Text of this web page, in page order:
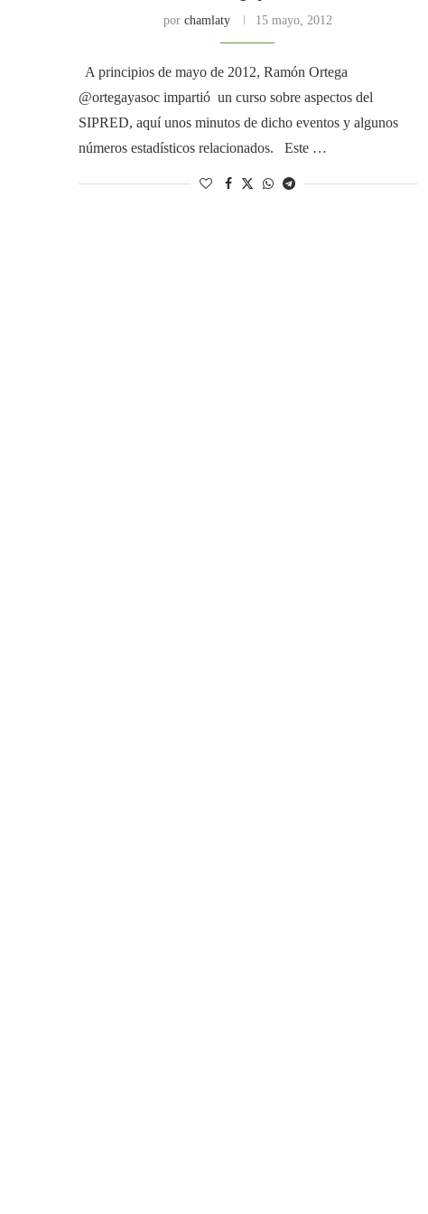
por chamlaty 15 mayo, 2012
A principios de mayo de 2012, Ramón Ortega
@ortegayasoc impartió un curso sobre aspectos del
SIPRED, aquí unos minutos de dicho eventos y algunos
números estadísticos relacionados. Este …